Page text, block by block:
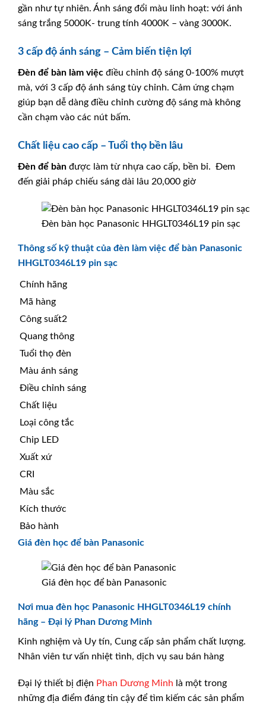
gần như tự nhiên. Ánh sáng đổi màu linh hoạt: với ánh
sáng trắng 5000K- trung tính 4000K – vàng 3000K.
3 cấp độ ánh sáng – Cảm biến tiện lợi
Đèn để bàn làm việc điều chỉnh độ sáng 0-100% mượt
mà, với 3 cấp độ ánh sáng tùy chỉnh. Cảm ứng chạm
giúp bạn dễ dàng điều chỉnh cường độ sáng mà không
cần chạm vào các nút bấm.
Chất liệu cao cấp – Tuổi thọ bền lâu
Đèn để bàn được làm từ nhựa cao cấp, bền bỉ. Đem
đến giải pháp chiếu sáng dài lâu 20,000 giờ
Đèn bàn học Panasonic HHGLT0346L19 pin sạc
Thông số kỹ thuật của đèn làm việc để bàn Panasonic
HHGLT0346L19 pin sạc
Chính hãng
Mã hàng
Công suất2
Quang thông
Tuổi thọ đèn
Màu ánh sáng
Điều chỉnh sáng
Chất liệu
Loại công tắc
Chip LED
Xuất xứ
CRI
Màu sắc
Kích thước
Bảo hành
Giá đèn học để bàn Panasonic
Giá đèn học để bàn Panasonic
Nơi mua đèn học Panasonic HHGLT0346L19 chính
hãng – Đại lý Phan Dương Minh
Kinh nghiệm và Uy tín, Cung cấp sản phẩm chất lượng.
Nhân viên tư vấn nhiệt tình, dịch vụ sau bán hàng
Đại lý thiết bị điện Phan Dương Minh là một trong
những địa điểm đáng tin cậy để tìm kiếm các sản phẩm